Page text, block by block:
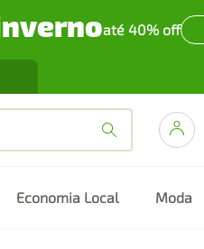
até 40% off
Economia Local Moda